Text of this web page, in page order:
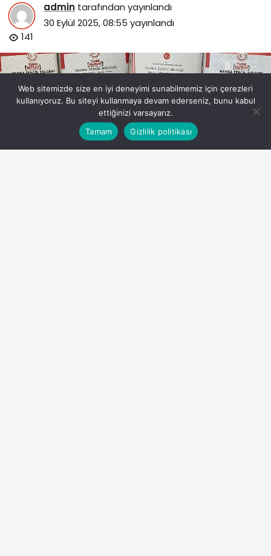
admin tarafından yayınlandı
30 Eylül 2025, 08:55 yayınlandı
141
Bu web sitesinde en iyi deneyimi yaşamanızı sağlamak
için çerezler kullanılmaktadır.
Akış Eczaneler
Web sitemizde size en iyi deneyimi sunabilmemiz için çerezleri
kullanıyoruz. Bu siteyi kullanmaya devam ederseniz, bunu kabul
ettiğinizi varsayarız.
Tamam
Gizlilik politikası